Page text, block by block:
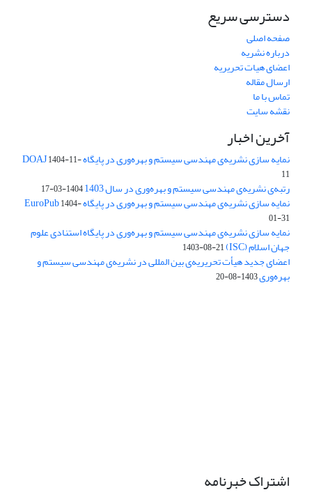
دسترسی سریع
صفحه اصلی
درباره نشریه
اعضای هیات تحریریه
ارسال مقاله
تماس با ما
نقشه سایت
آخرین اخبار
نمایه سازی نشریه‌ی مهندسی سیستم و بهره‌وری در پایگاه DOAJ1404-11-
11
رتبه‌ی نشریه‌ی مهندسی سیستم و بهره‌وری در سال 1403 1404-03-17
نمایه سازی نشریه‌ی مهندسی سیستم و بهره‌وری در پایگاه EuroPub1404-
01-31
نمایه سازی نشریه‌ی مهندسی سیستم و بهره‌وری در پایگاه استنادی علوم
جهان اسلام (ISC) 1403-08-21
اعضای جدید هیأت تحریریه‌ی بین المللی در نشریه‌ی مهندسی سیستم و
بهره‌وری1403-08-20
اشتراک خبرنامه